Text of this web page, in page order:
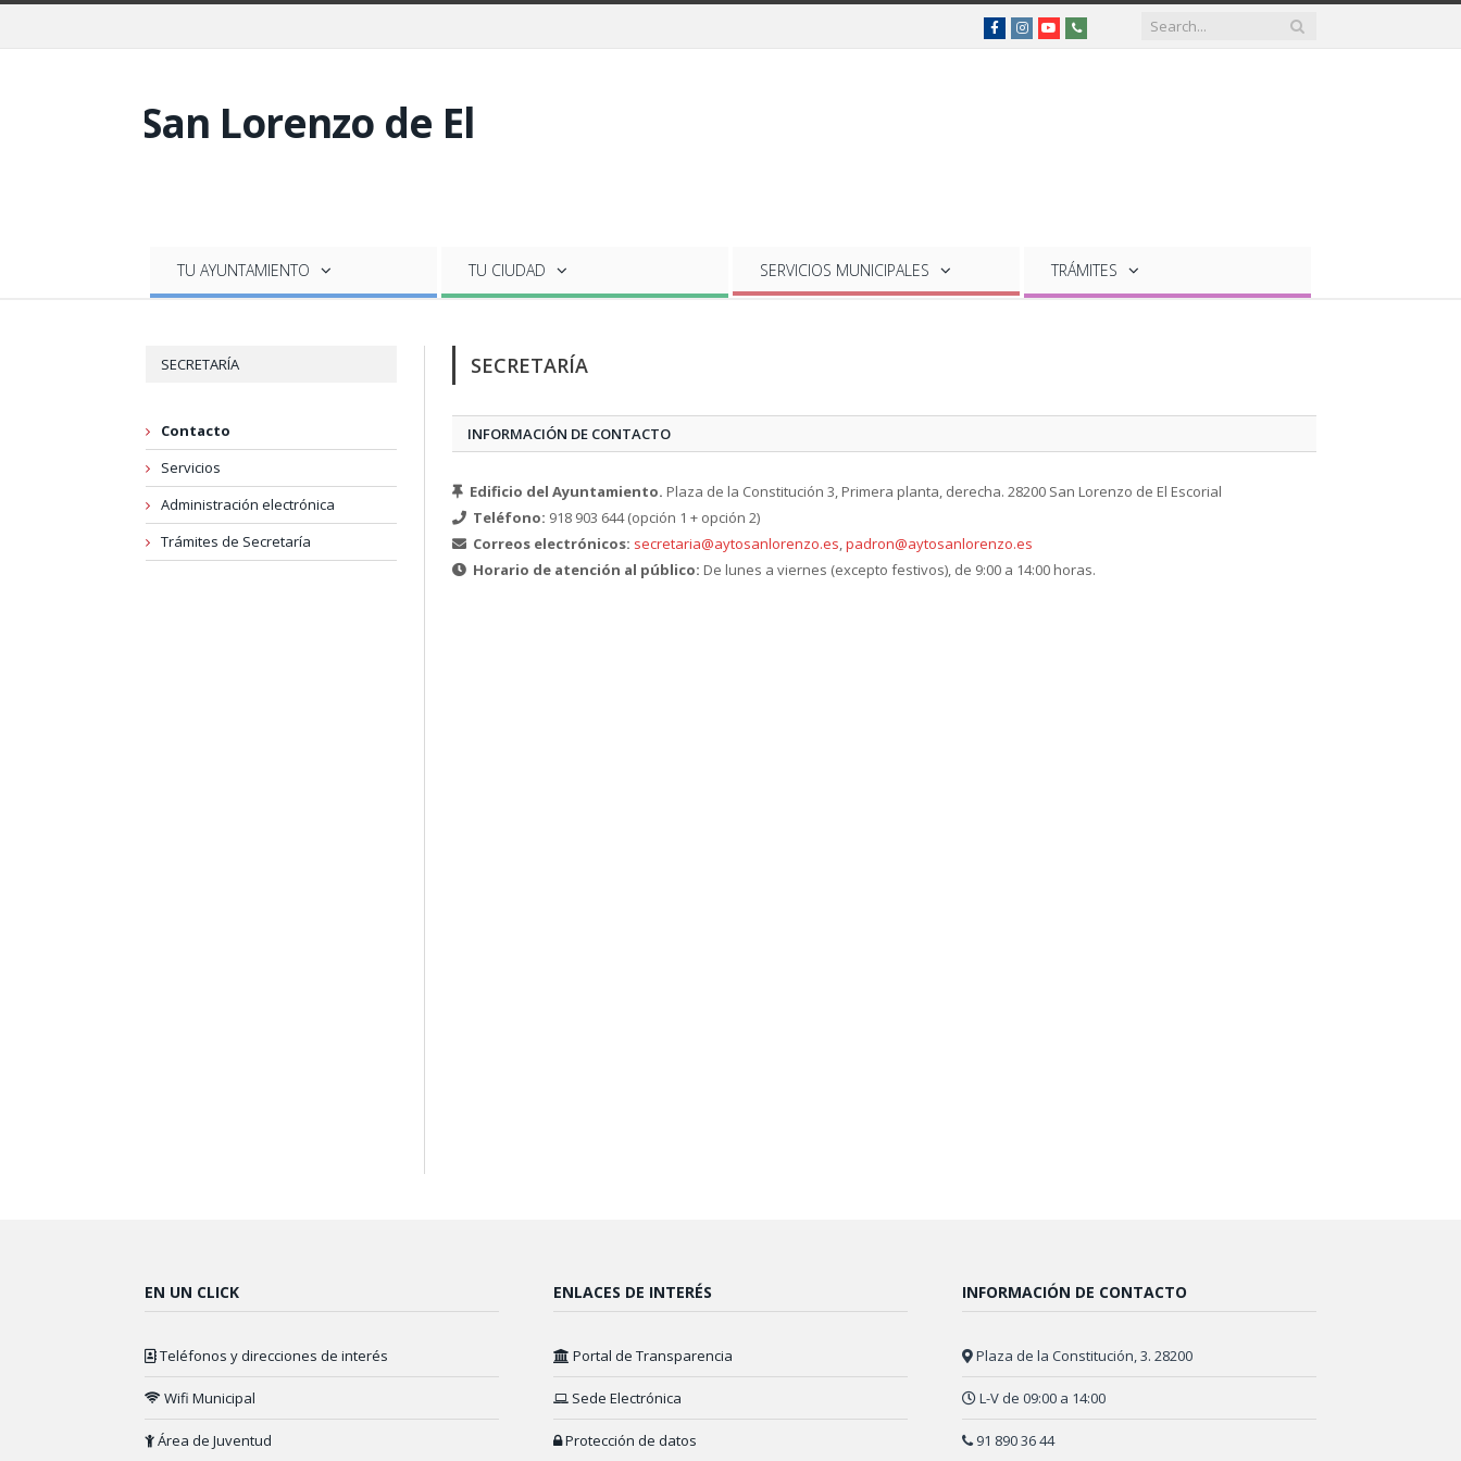
FacebookInstagramYouTubeTeléfonos
de
TU AYUNTAMIENTO TU CIUDAD SERVICIOS MUNICIPALES TRÁMITES
SECRETARÍA
Contacto
Servicios
Administración electrónica
Trámites de Secretaría
SECRETARÍA
INFORMACIÓN DE CONTACTO
Edificio del Ayuntamiento. Plaza de la Constitución 3, Primera planta, derecha. 28200 San Lorenzo de El Escorial
Teléfono: 918 903 644 (opción 1 + opción 2)
Correos electrónicos: secretaria@aytosanlorenzo.es,padron@aytosanlorenzo.es
Horario de atención al público: De lunes a viernes (excepto festivos), de 9:00 a 14:00 horas.
EN UN CLICK
Teléfonos y direcciones de interés
Wifi Municipal
Área de Juventud
ENLACES DE INTERÉS
Portal de Transparencia
Sede Electrónica
Protección de datos
INFORMACIÓN DE CONTACTO
Plaza de la Constitución, 3. 28200
L-V de 09:00 a 14:00
91 890 36 44